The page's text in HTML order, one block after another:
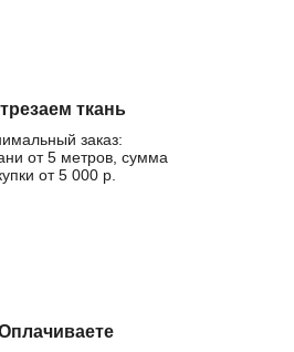
ткань
заказ:
от 5 метров, сумма
от 5 000 р.